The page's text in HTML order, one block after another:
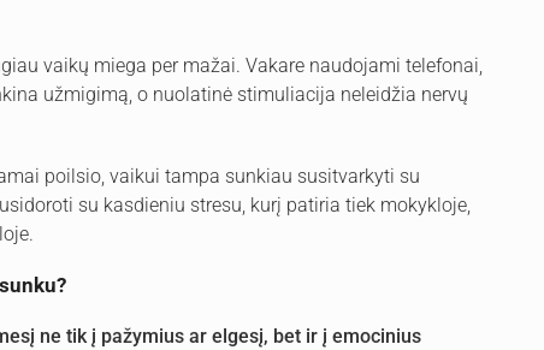
vaikų miega per mažai. Vakare naudojami telefonai,
užmigimą, o nuolatinė stimuliacija neleidžia nervų
poilsio, vaikui tampa sunkiau susitvarkyti su
su kasdieniu stresu, kurį patiria tiek mokykloje,
ne tik į pažymius ar elgesį, bet ir į emocinius